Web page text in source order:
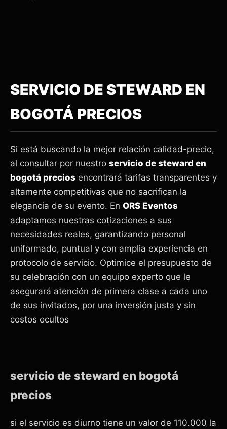
SERVICIO DE STEWARD EN
BOGOTÁ PRECIOS
Si está buscando la mejor relación calidad-precio,
al consultar por nuestro servicio de steward en
bogotá precios encontrará tarifas transparentes y
altamente competitivas que no sacrifican la
elegancia de su evento. En ORS Eventos
adaptamos nuestras cotizaciones a sus
necesidades reales, garantizando personal
uniformado, puntual y con amplia experiencia en
protocolo de servicio. Optimice el presupuesto de
su celebración con un equipo experto que le
asegurará atención de primera clase a cada uno
de sus invitados, por una inversión justa y sin
costos ocultos
servicio de steward en bogotá
precios
si el servicio es diurno tiene un valor de 110.000 la